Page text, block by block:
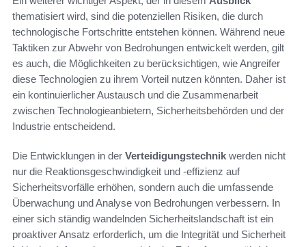
thematisiert wird, sind die potenziellen Risiken, die durch
technologische Fortschritte entstehen können. Während neue
Taktiken zur Abwehr von Bedrohungen entwickelt werden, gilt
es auch, die Möglichkeiten zu berücksichtigen, wie Angreifer
diese Technologien zu ihrem Vorteil nutzen könnten. Daher ist
ein kontinuierlicher Austausch und die Zusammenarbeit
zwischen Technologieanbietern, Sicherheitsbehörden und der
Industrie entscheidend.
Die Entwicklungen in der Verteidigungstechnik werden nicht
nur die Reaktionsgeschwindigkeit und -effizienz auf
Sicherheitsvorfälle erhöhen, sondern auch die umfassende
Überwachung und Analyse von Bedrohungen verbessern. In
einer sich ständig wandelnden Sicherheitslandschaft ist ein
proaktiver Ansatz erforderlich, um die Integrität und Sicherheit